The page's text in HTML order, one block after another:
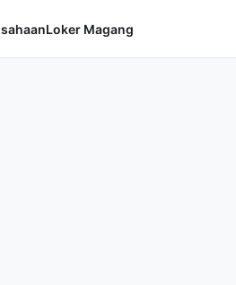
Loker Magang